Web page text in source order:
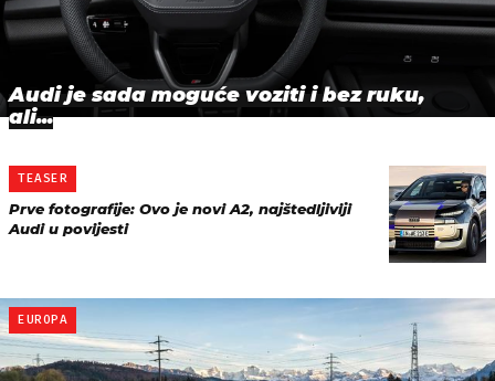
Audi je sada moguće voziti i bez ruku,
ali...
TEASER
Prve fotografije: Ovo je novi A2, najštedljiviji
Audi u povijesti
EUROPA